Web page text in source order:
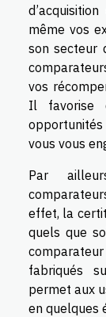
même vos
son secteur
vos
Il favorise
vous vous
Par
effet, la
quels que
fabriqués
permet aux
en quelques